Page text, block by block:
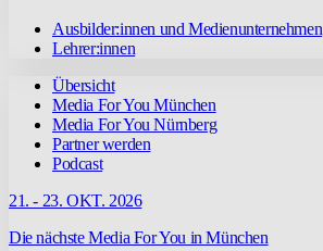
Ausbilder:innen und Medienunternehmen
Lehrer:innen
Übersicht
Media For You München
Media For You Nürnberg
Partner werden
Podcast
21. - 23. OKT. 2026
Die nächste Media For You in München